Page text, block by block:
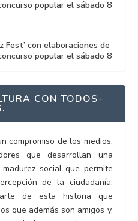
popular el sábado 8
Fest’ con elaboraciones de
popular el sábado 8
CON TODOS-
compromiso de los medios,
que desarrollan una
social que permite
de la ciudadanía.
de esta historia que
que además son amigos y,